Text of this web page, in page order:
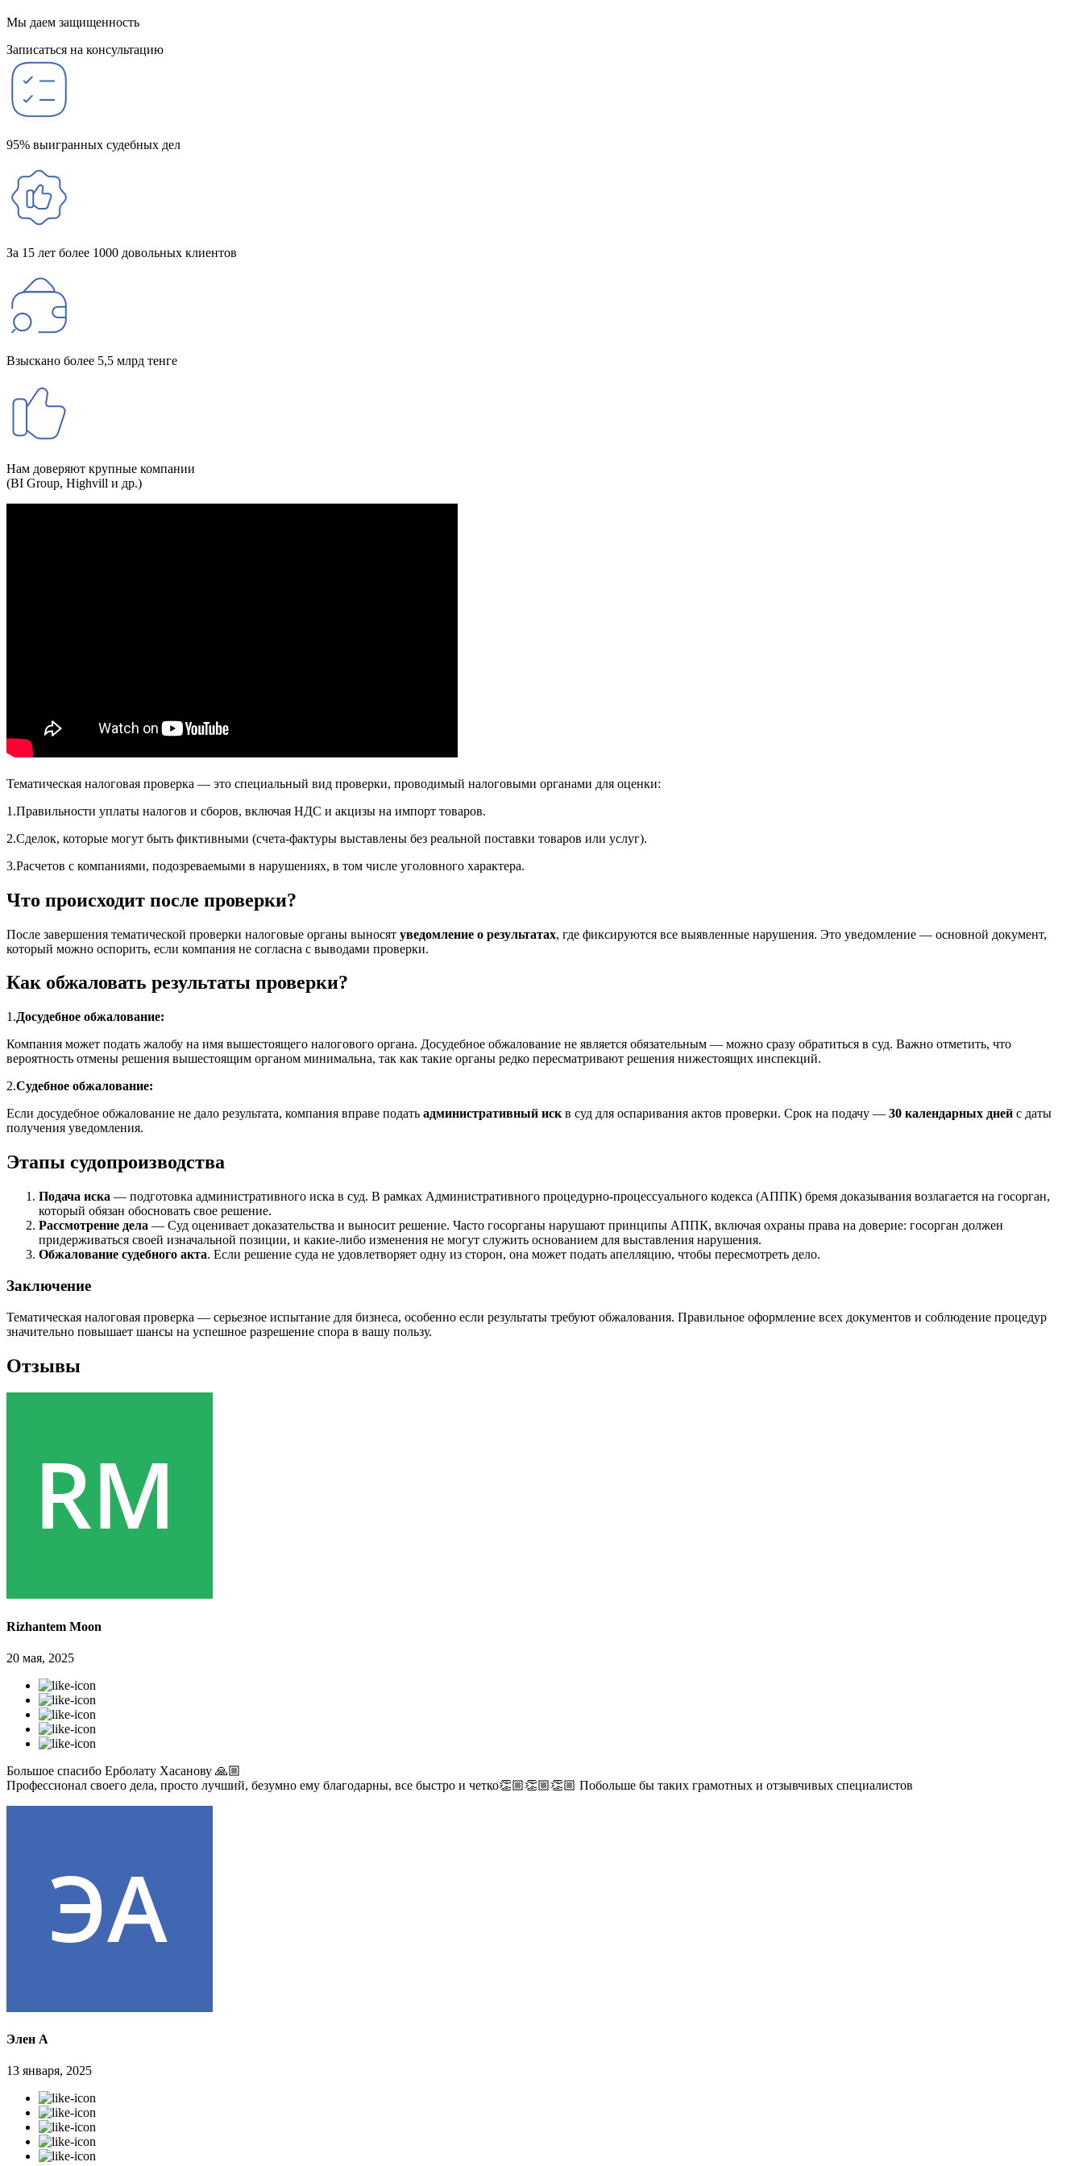
Мы даем защищенность
Записаться на консультацию
95% выигранных судебных дел
За 15 лет более 1000 довольных клиентов
Взыскано более 5,5 млрд тенге
Нам доверяют крупные компании
(BI Group, Highvill и др.)
Тематическая налоговая проверка — это специальный вид проверки, проводимый налоговыми органами для оценки:
1.Правильности уплаты налогов и сборов, включая НДС и акцизы на импорт товаров.
2.Сделок, которые могут быть фиктивными (счета-фактуры выставлены без реальной поставки товаров или услуг).
3.Расчетов с компаниями, подозреваемыми в нарушениях, в том числе уголовного характера.
Что происходит после проверки?
После завершения тематической проверки налоговые органы выносят уведомление о результатах, где фиксируются все выявленные нарушения. Это уведомление — основной документ,
который можно оспорить, если компания не согласна с выводами проверки.
Как обжаловать результаты проверки?
1.Досудебное обжалование:
Компания может подать жалобу на имя вышестоящего налогового органа. Досудебное обжалование не является обязательным — можно сразу обратиться в суд. Важно отметить, что
вероятность отмены решения вышестоящим органом минимальна, так как такие органы редко пересматривают решения нижестоящих инспекций.
2.Судебное обжалование:
Если досудебное обжалование не дало результата, компания вправе подать административный иск в суд для оспаривания актов проверки. Срок на подачу — 30 календарных дней с даты
получения уведомления.
Этапы судопроизводства
Подача иска — подготовка административного иска в суд. В рамках Административного процедурно-процессуального кодекса (АППК) бремя доказывания возлагается на госорган,
который обязан обосновать свое решение.
Рассмотрение дела — Суд оценивает доказательства и выносит решение. Часто госорганы нарушают принципы АППК, включая охраны права на доверие: госорган должен
придерживаться своей изначальной позиции, и какие-либо изменения не могут служить основанием для выставления нарушения.
Обжалование судебного акта. Если решение суда не удовлетворяет одну из сторон, она может подать апелляцию, чтобы пересмотреть дело.
Заключение
Тематическая налоговая проверка — серьезное испытание для бизнеса, особенно если результаты требуют обжалования. Правильное оформление всех документов и соблюдение процедур
значительно повышает шансы на успешное разрешение спора в вашу пользу.
Отзывы
Rizhantem Moon
20 мая, 2025
Большое спасибо Ерболату Хасанову 🙏🏼
Профессионал своего дела, просто лучший, безумно ему благодарны, все быстро и четко👏🏼👏🏼👏🏼 Побольше бы таких грамотных и отзывчивых специалистов
Элен А
13 января, 2025